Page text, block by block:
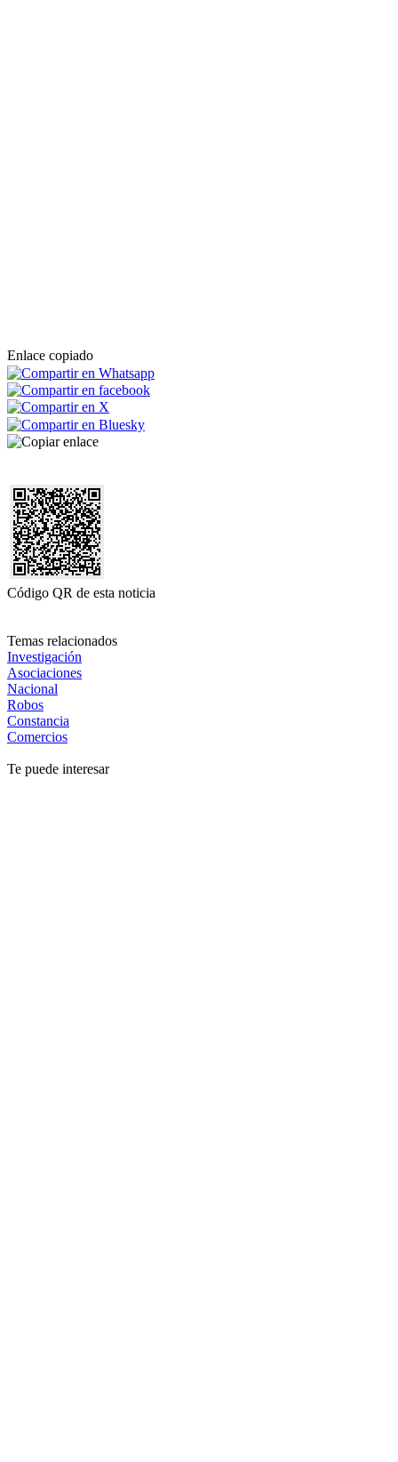
Enlace copiado
Código QR de esta noticia
Temas relacionados
Investigación
Asociaciones
Nacional
Robos
Constancia
Comercios
Te puede interesar